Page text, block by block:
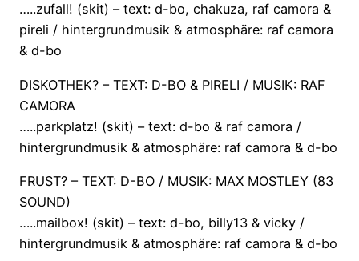
…..zufall! (skit) – text: d-bo, chakuza, raf camora &
pireli / hintergrundmusik & atmosphäre: raf camora
& d-bo
DISKOTHEK? – TEXT: D-BO & PIRELI / MUSIK: RAF
CAMORA
…..parkplatz! (skit) – text: d-bo & raf camora /
hintergrundmusik & atmosphäre: raf camora & d-bo
FRUST? – TEXT: D-BO / MUSIK: MAX MOSTLEY (83
SOUND)
…..mailbox! (skit) – text: d-bo, billy13 & vicky /
hintergrundmusik & atmosphäre: raf camora & d-bo